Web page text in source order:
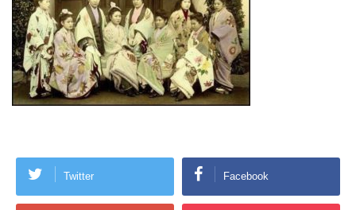
Twitter Facebook